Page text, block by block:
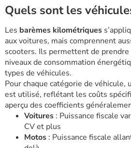
Quels sont les
Les barèmes kilométriques
aux voitures, mais comprennent
scooters. Ils permettent de
niveaux de consommation
types de véhicules.
Pour chaque catégorie de
est utilisé, reflétant les coûts
aperçu des coefficients
Voitures : Puissance fiscale
CV et plus
Motos : Puissance fiscale